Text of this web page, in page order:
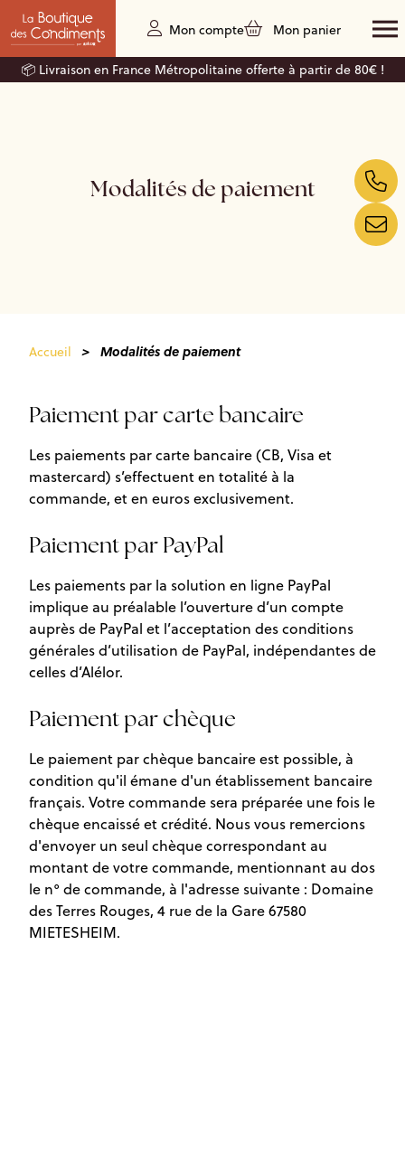
Mon compte Mon panier
📦 Livraison en France Métropolitaine offerte à partir de 80€ !
Modalités de paiement
Accueil > Modalités de paiement
Paiement par carte bancaire
Les paiements par carte bancaire (CB, Visa et
mastercard) s’effectuent en totalité à la
commande, et en euros exclusivement.
Paiement par PayPal
Les paiements par la solution en ligne PayPal
implique au préalable l’ouverture d’un compte
auprès de PayPal et l’acceptation des conditions
générales d’utilisation de PayPal, indépendantes de
celles d’Alélor.
Paiement par chèque
Le paiement par chèque bancaire est possible, à
condition qu'il émane d'un établissement bancaire
français. Votre commande sera préparée une fois le
chèque encaissé et crédité. Nous vous remercions
d'envoyer un seul chèque correspondant au
montant de votre commande, mentionnant au dos
le n° de commande, à l'adresse suivante : Domaine
des Terres Rouges, 4 rue de la Gare 67580
MIETESHEIM.